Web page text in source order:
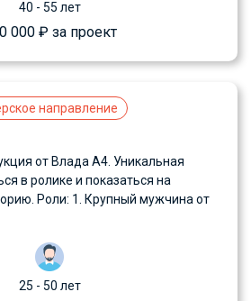
40 - 55 лет
000 ₽ за проект
направление
от Влада А4. Уникальная
в ролике и показаться на
Роли: 1. Крупный мужчина от
25 - 50 лет